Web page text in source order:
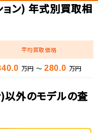
ン) 年式別買取相
平均買取価格
万円 ～ 280.0 万円
以外のモデルの査